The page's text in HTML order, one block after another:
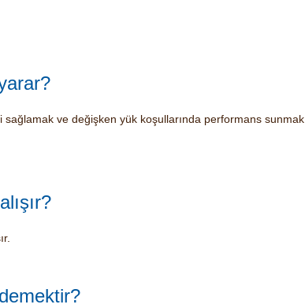
sağlamak ve değişken yük koşullarında performans sunmak